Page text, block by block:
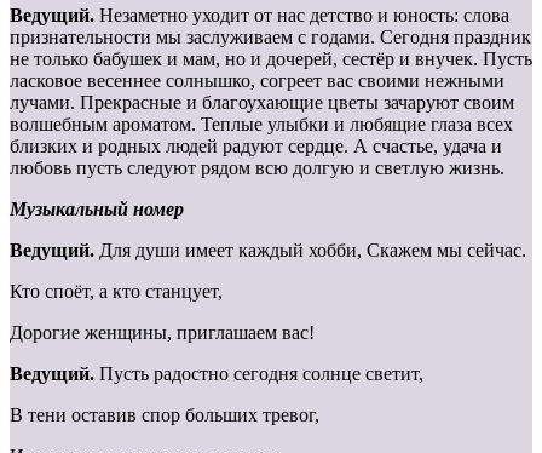
Ведущий. Незаметно уходит от нас детство и юность: слова
признательности мы заслуживаем с годами. Сегодня праздник
не только бабушек и мам, но и дочерей, сестёр и внучек. Пусть
ласковое весеннее солнышко, согреет вас своими нежными
лучами. Прекрасные и благоухающие цветы зачаруют своим
волшебным ароматом. Теплые улыбки и любящие глаза всех
близких и родных людей радуют сердце. А счастье, удача и
любовь пусть следуют рядом всю долгую и светлую жизнь.
Музыкальный номер
Ведущий. Для души имеет каждый хобби, Скажем мы сейчас.
Кто споёт, а кто станцует,
Дорогие женщины, приглашаем вас!
Ведущий. Пусть радостно сегодня солнце светит,
В тени оставив спор больших тревог,